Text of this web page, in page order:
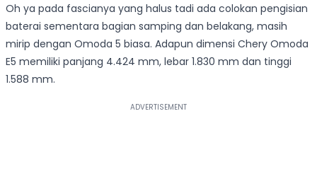
Oh ya pada fascianya yang halus tadi ada colokan pengisian
baterai sementara bagian samping dan belakang, masih
mirip dengan Omoda 5 biasa. Adapun dimensi Chery Omoda
E5 memiliki panjang 4.424 mm, lebar 1.830 mm dan tinggi
1.588 mm.